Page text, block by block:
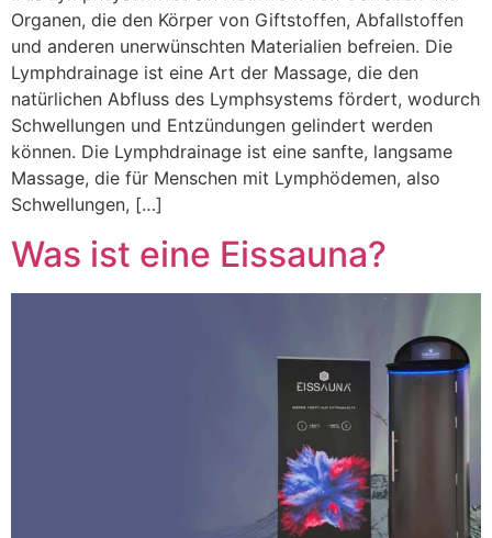
Organen, die den Körper von Giftstoffen, Abfallstoffen
und anderen unerwünschten Materialien befreien. Die
Lymphdrainage ist eine Art der Massage, die den
natürlichen Abfluss des Lymphsystems fördert, wodurch
Schwellungen und Entzündungen gelindert werden
können. Die Lymphdrainage ist eine sanfte, langsame
Massage, die für Menschen mit Lymphödemen, also
Schwellungen, […]
Was ist eine Eissauna?